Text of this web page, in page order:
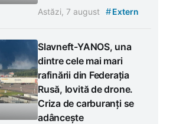
Astăzi, 7 august #Extern
Slavneft-YANOS, una
dintre cele mai mari
rafinării din Federația
Rusă, lovită de drone.
Criza de carburanți se
adâncește